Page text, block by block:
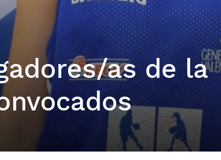
as de la